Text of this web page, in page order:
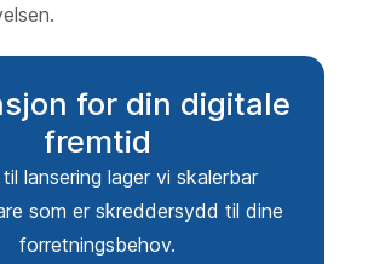
for din digitale
fremtid
lansering lager vi skalerbar
som er skreddersydd til dine
forretningsbehov.